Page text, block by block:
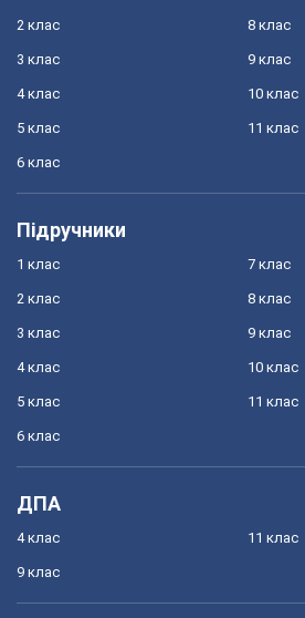
2 клас
3 клас
4 клас
5 клас
6 клас
8 клас
9 клас
10 клас
11 клас
Підручники
1 клас
2 клас
3 клас
4 клас
5 клас
6 клас
7 клас
8 клас
9 клас
10 клас
11 клас
ДПА
4 клас
9 клас
11 клас